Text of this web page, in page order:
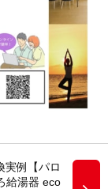
実例【パロ
給湯器 eco